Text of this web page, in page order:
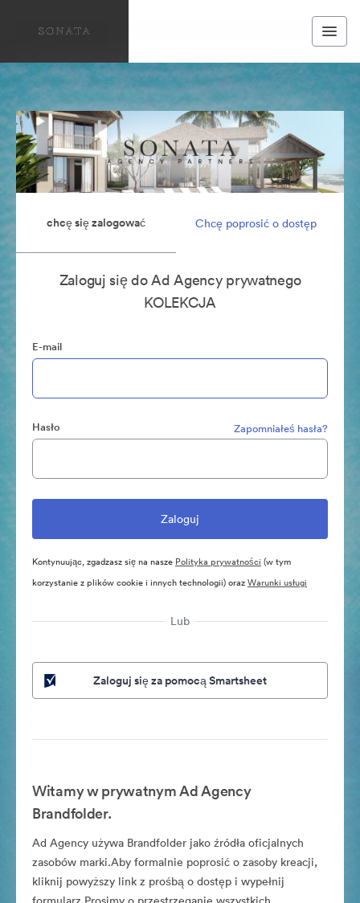
chcę się zalogować Chcę poprosić o dostęp
Zaloguj się do Ad Agency prywatnego
KOLEKCJA
E-mail
Hasło Zapomniałeś hasła?
Kontynuując, zgadzasz się na nasze Polityka prywatności (w tym
korzystanie z plików cookie i innych technologii) orazWarunki usługi
Lub
Zaloguj się za pomocą Smartsheet
Witamy w prywatnym Ad Agency
Brandfolder.
Ad Agency używa Brandfolder jako źródła oficjalnych
zasobów marki.Aby formalnie poprosić o zasoby kreacji,
kliknij powyższy link z prośbą o dostęp i wypełnij